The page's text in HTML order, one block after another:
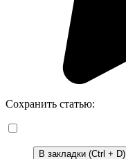
Сохранить статью:
В закладки (Ctrl + D)